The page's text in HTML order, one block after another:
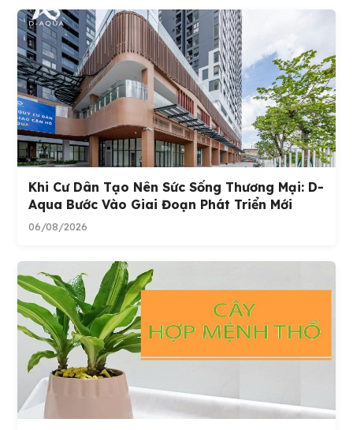
Khi Cư Dân Tạo Nên Sức Sống Thương Mại: D-
Aqua Bước Vào Giai Đoạn Phát Triển Mới
06/08/2026